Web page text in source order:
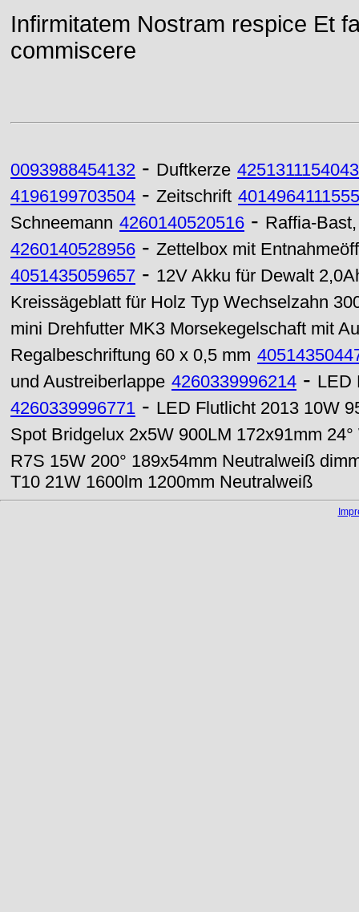
Infirmitatem Nostram respice Et
commiscere
0093988454132 - Duftkerze 4251311154043
4196199703504 - Zeitschrift 4014964111555
Schneemann 4260140520516 - Raffia-
4260140528956 - Zettelbox mit
4051435059657 - 12V Akku für Dewalt
Kreissägeblatt für Holz Typ Wechselzahn
mini Drehfutter MK3 Morsekegelschaft mit
Regalbeschriftung 60 x 0,5 mm
und Austreiberlappe 4260339996214 - LED
4260339996771 - LED Flutlicht 2013 10W
Spot Bridgelux 2x5W 900LM 172x91mm
R7S 15W 200° 189x54mm Neutralweiß
T10 21W 1600lm 1200mm Neutralweiß